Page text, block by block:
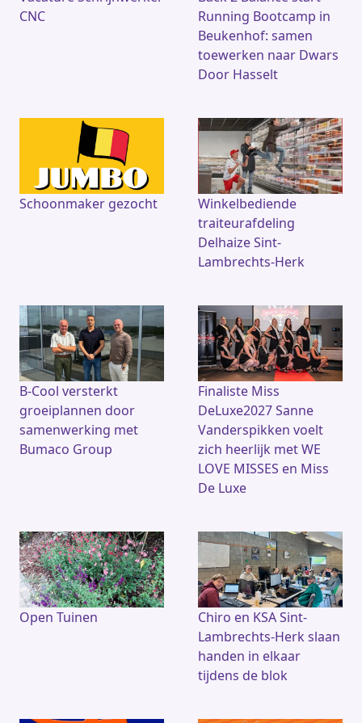
CNC
Running Bootcamp in
Beukenhof: samen
toewerken naar Dwars
Door Hasselt
Schoonmaker gezocht
Winkelbediende
traiteurafdeling
Delhaize Sint-
Lambrechts-Herk
B-Cool versterkt
groeiplannen door
samenwerking met
Bumaco Group
Finaliste Miss
DeLuxe2027 Sanne
Vanderspikken voelt
zich heerlijk met WE
LOVE MISSES en Miss
De Luxe
Open Tuinen
Chiro en KSA Sint-
Lambrechts-Herk slaan
handen in elkaar
tijdens de blok